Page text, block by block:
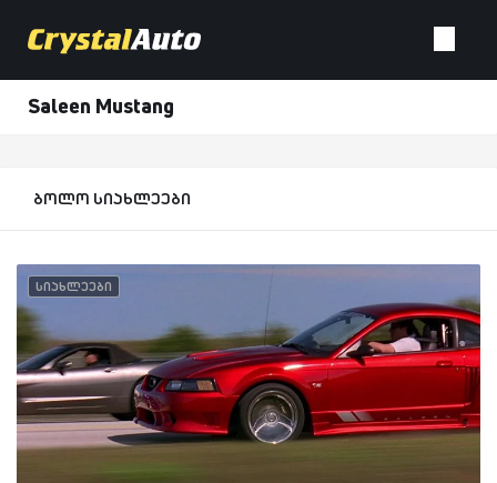
Saleen Mustang
ბოლო სიახლეები
სიახლეები